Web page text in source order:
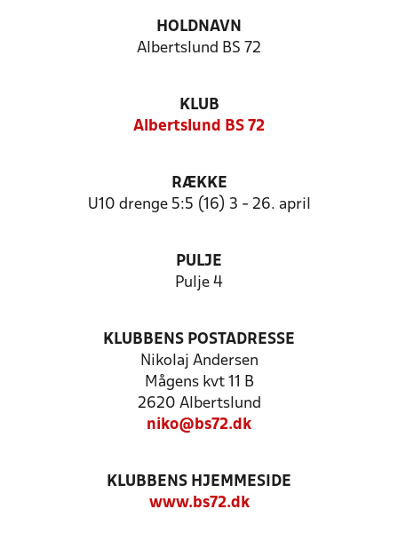
HOLDNAVN
Albertslund BS 72
KLUB
Albertslund BS 72
RÆKKE
U10 drenge 5:5 (16) 3 - 26. april
PULJE
Pulje 4
KLUBBENS POSTADRESSE
Nikolaj Andersen
Mågens kvt 11 B
2620 Albertslund
niko@bs72.dk
KLUBBENS HJEMMESIDE
www.bs72.dk